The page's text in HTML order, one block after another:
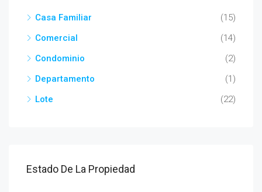
Casa Familiar
(15)
Comercial
(14)
Condominio
(2)
Departamento
(1)
Lote
(22)
Estado De La Propiedad